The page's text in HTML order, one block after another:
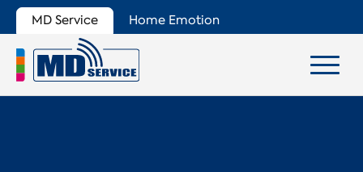
MD Service Home Emotion